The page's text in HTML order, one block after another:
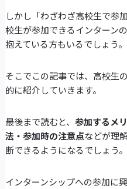
しかし「わざわざ高校生で参
校生が参加できるインターン
抱えている方もいるでしょう。
そこでこの記事では、高校生
的に紹介していきます。
最後まで読むと、 参加するメ
法・参加時の注意点などが理
断できるようになるでしょう。
インターンシップへの参加に